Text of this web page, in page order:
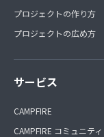
プロジェクトの作り方
プロジェクトの広め方
サービス
CAMPFIRE
CAMPFIRE コミュニティ